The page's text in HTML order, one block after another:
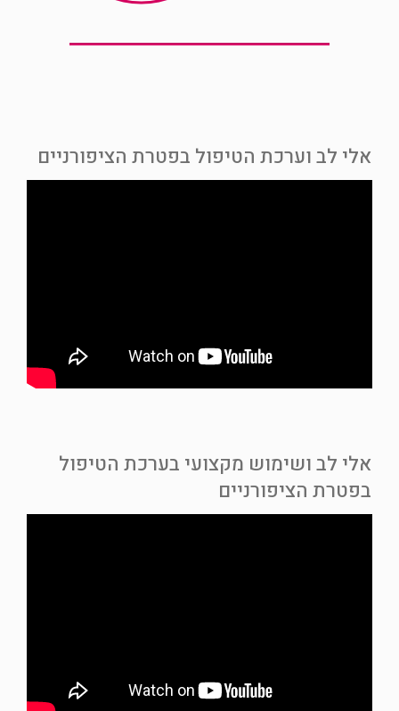
אלי לב וערכת הטיפול בפטרת הציפורניים
אלי לב ושימוש מקצועי בערכת הטיפול
בפטרת הציפורניים